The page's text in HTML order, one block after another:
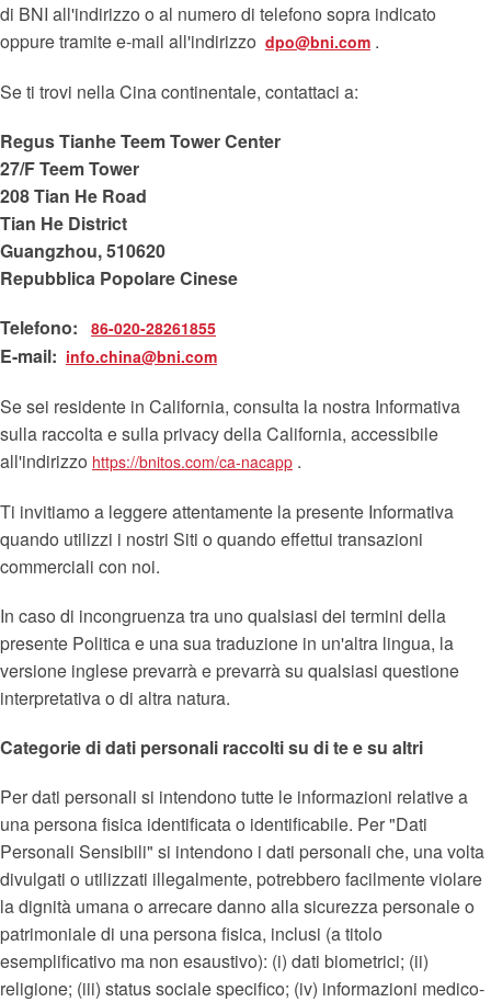
di BNI all'indirizzo o al numero di telefono sopra indicato
oppure tramite e-mail all'indirizzo dpo@bni.com .
Se ti trovi nella Cina continentale, contattaci a:
Regus Tianhe Teem Tower Center
27/F Teem Tower
208 Tian He Road
Tian He District
Guangzhou, 510620
Repubblica Popolare Cinese
Telefono: 86-020-28261855
E-mail: info.china@bni.com
Se sei residente in California, consulta la nostra Informativa
sulla raccolta e sulla privacy della California, accessibile
all'indirizzo https://bnitos.com/ca-nacapp .
Ti invitiamo a leggere attentamente la presente Informativa
quando utilizzi i nostri Siti o quando effettui transazioni
commerciali con noi.
In caso di incongruenza tra uno qualsiasi dei termini della
presente Politica e una sua traduzione in un'altra lingua, la
versione inglese prevarrà e prevarrà su qualsiasi questione
interpretativa o di altra natura.
Categorie di dati personali raccolti su di te e su altri
Per dati personali si intendono tutte le informazioni relative a
una persona fisica identificata o identificabile. Per "Dati
Personali Sensibili" si intendono i dati personali che, una volta
divulgati o utilizzati illegalmente, potrebbero facilmente violare
la dignità umana o arrecare danno alla sicurezza personale o
patrimoniale di una persona fisica, inclusi (a titolo
esemplificativo ma non esaustivo): (i) dati biometrici; (ii)
religione; (iii) status sociale specifico; (iv) informazioni medico-